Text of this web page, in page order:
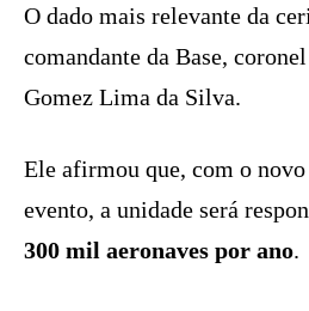
O dado mais relevante da
comandante da Base,
Gomez Lima da Silva.
Ele afirmou que, com o
evento, a unidade será
300 mil aeronaves por ano.